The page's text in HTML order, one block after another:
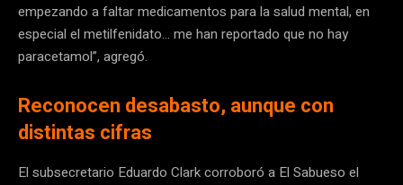
empezando a faltar medicamentos para la salud mental, en
especial el metilfenidato… me han reportado que no hay
paracetamol”, agregó.
Reconocen desabasto, aunque con
distintas cifras
El subsecretario Eduardo Clark corroboró a El Sabueso el